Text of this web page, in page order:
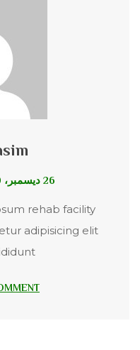
26 ديسمبر، 2020 AT 11:46 ص
rehab facility
adipisicing elit